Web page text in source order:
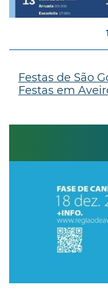
Festas de São
Festas em